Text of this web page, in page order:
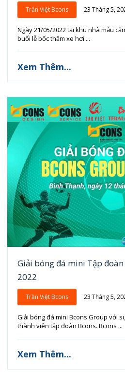
Trần Việt Bcons 23 Tháng 5,
Ngày 21/05/2022 tại khu nhà mẫu
buổi lễ bốc thăm xe hơi ...
Xem Thêm...
Giải bóng đá mini Tập
2022
Trần Việt Bcons 23 Tháng 5,
Giải bóng đá mini Bcons Group với
thành viên tập đoàn Bcons. Bcons ...
Xem Thêm...